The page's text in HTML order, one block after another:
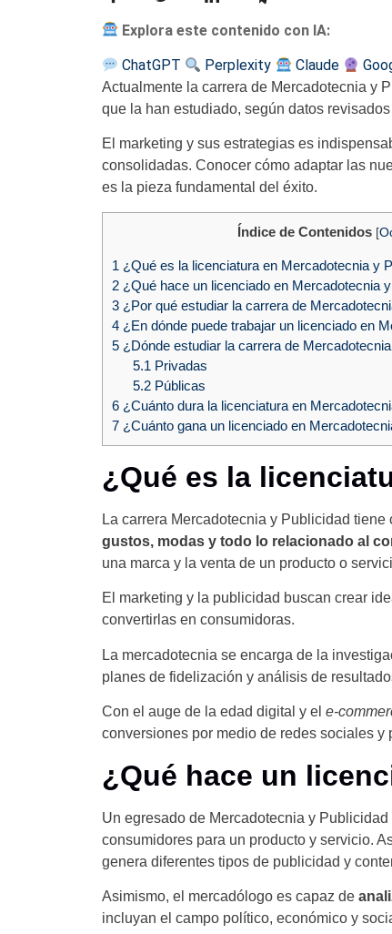
Explora este contenido con IA:
ChatGPT Perplexity Claude
Actualmente la carrera de Mercadotecnia y
que la han estudiado, según datos
El marketing y sus estrategias es
consolidadas. Conocer cómo adaptar las
es la pieza fundamental del éxito.
Índice de Contenidos [
1 ¿Qué es la licenciatura en Mercadotecnia y
2 ¿Qué hace un licenciado en Mercadotecnia
3 ¿Por qué estudiar la carrera de
4 ¿En dónde puede trabajar un licenciado en
5 ¿Dónde estudiar la carrera de
5.1 Privadas
5.2Públicas
6 ¿Cuánto dura la licenciatura en
7 ¿Cuánto gana un licenciado en
¿Qué es la
La carrera Mercadotecnia y Publicidad
gustos, modas y todo lo relacionado al
una marca y la venta de un producto o
El marketing y la publicidad buscan crear
convertirlas en consumidoras.
La mercadotecnia se encarga de la
planes de fidelización y análisis de
Con el auge de la edad digital y el e-
conversiones por medio de redes sociales y
¿Qué hace un
Un egresado de Mercadotecnia y
consumidores para un producto y servicio.
genera diferentes tipos de publicidad y
Asimismo, el mercadólogo es capaz de
incluyan el campo político, económico y